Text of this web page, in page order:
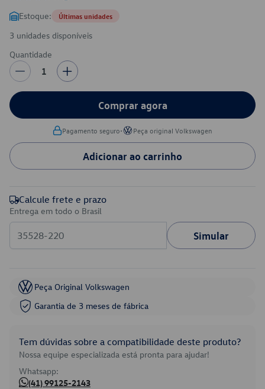
Estoque: Últimas unidades
3 unidades disponíveis
Quantidade
1
Comprar agora
Pagamento seguro• Peça original Volkswagen
Adicionar ao carrinho
Calcule frete e prazo
Entrega em todo o Brasil
Simular
Peça Original Volkswagen
Garantia de 3 meses de fábrica
Tem dúvidas sobre a compatibilidade deste produto?
Nossa equipe especializada está pronta para ajudar!
Whatsapp:
(41) 99125-2143